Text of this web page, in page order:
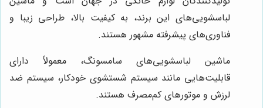
لباسشویی‌های این برند، به کیفیت بالا، طراحی زیبا و
فناوری‌های پیشرفته مشهور هستند.
ماشین لباسشویی‌های سامسونگ، معمولاً دارای
قابلیت‌هایی مانند سیستم شستشوی خودکار، سیستم ضد
لرزش و موتورهای کم‌مصرف هستند.